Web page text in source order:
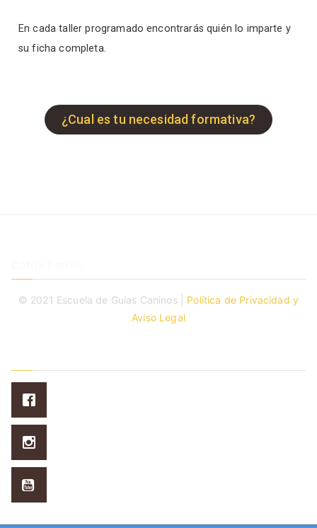
En cada taller programado encontrarás quién lo imparte y
su ficha completa.
¿Cual es tu necesidad formativa?
© 2021 Escuela de Guías Caninos |
Política de Privacidad y
Aviso Legal